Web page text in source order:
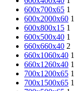
600х700х65 1
600х2000х60 1
600х800х15 1
600x500x40 1
660х660х40 2
660х1060х40 1
660х1260х40 1
700х1200х65 1
700х1500х65 1